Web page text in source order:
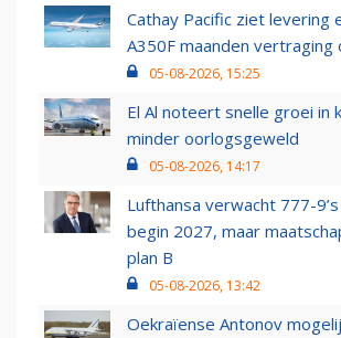
Cathay Pacific ziet levering
A350F maanden vertraging
05-08-2026, 15:25
El Al noteert snelle groei in
minder oorlogsgeweld
05-08-2026, 14:17
Lufthansa verwacht 777-
begin 2027, maar
plan B
05-08-2026, 13:42
Oekraïense Antonov